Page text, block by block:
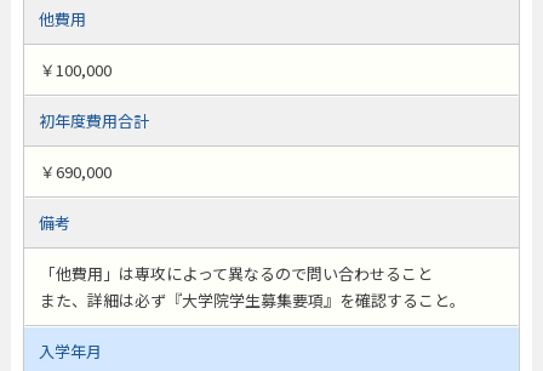
他費用
￥100,000
初年度費用合計
￥690,000
備考
「他費用」は専攻によって異なるので問い合わせること
また、詳細は必ず『大学院学生募集要項』を確認すること。
入学年月